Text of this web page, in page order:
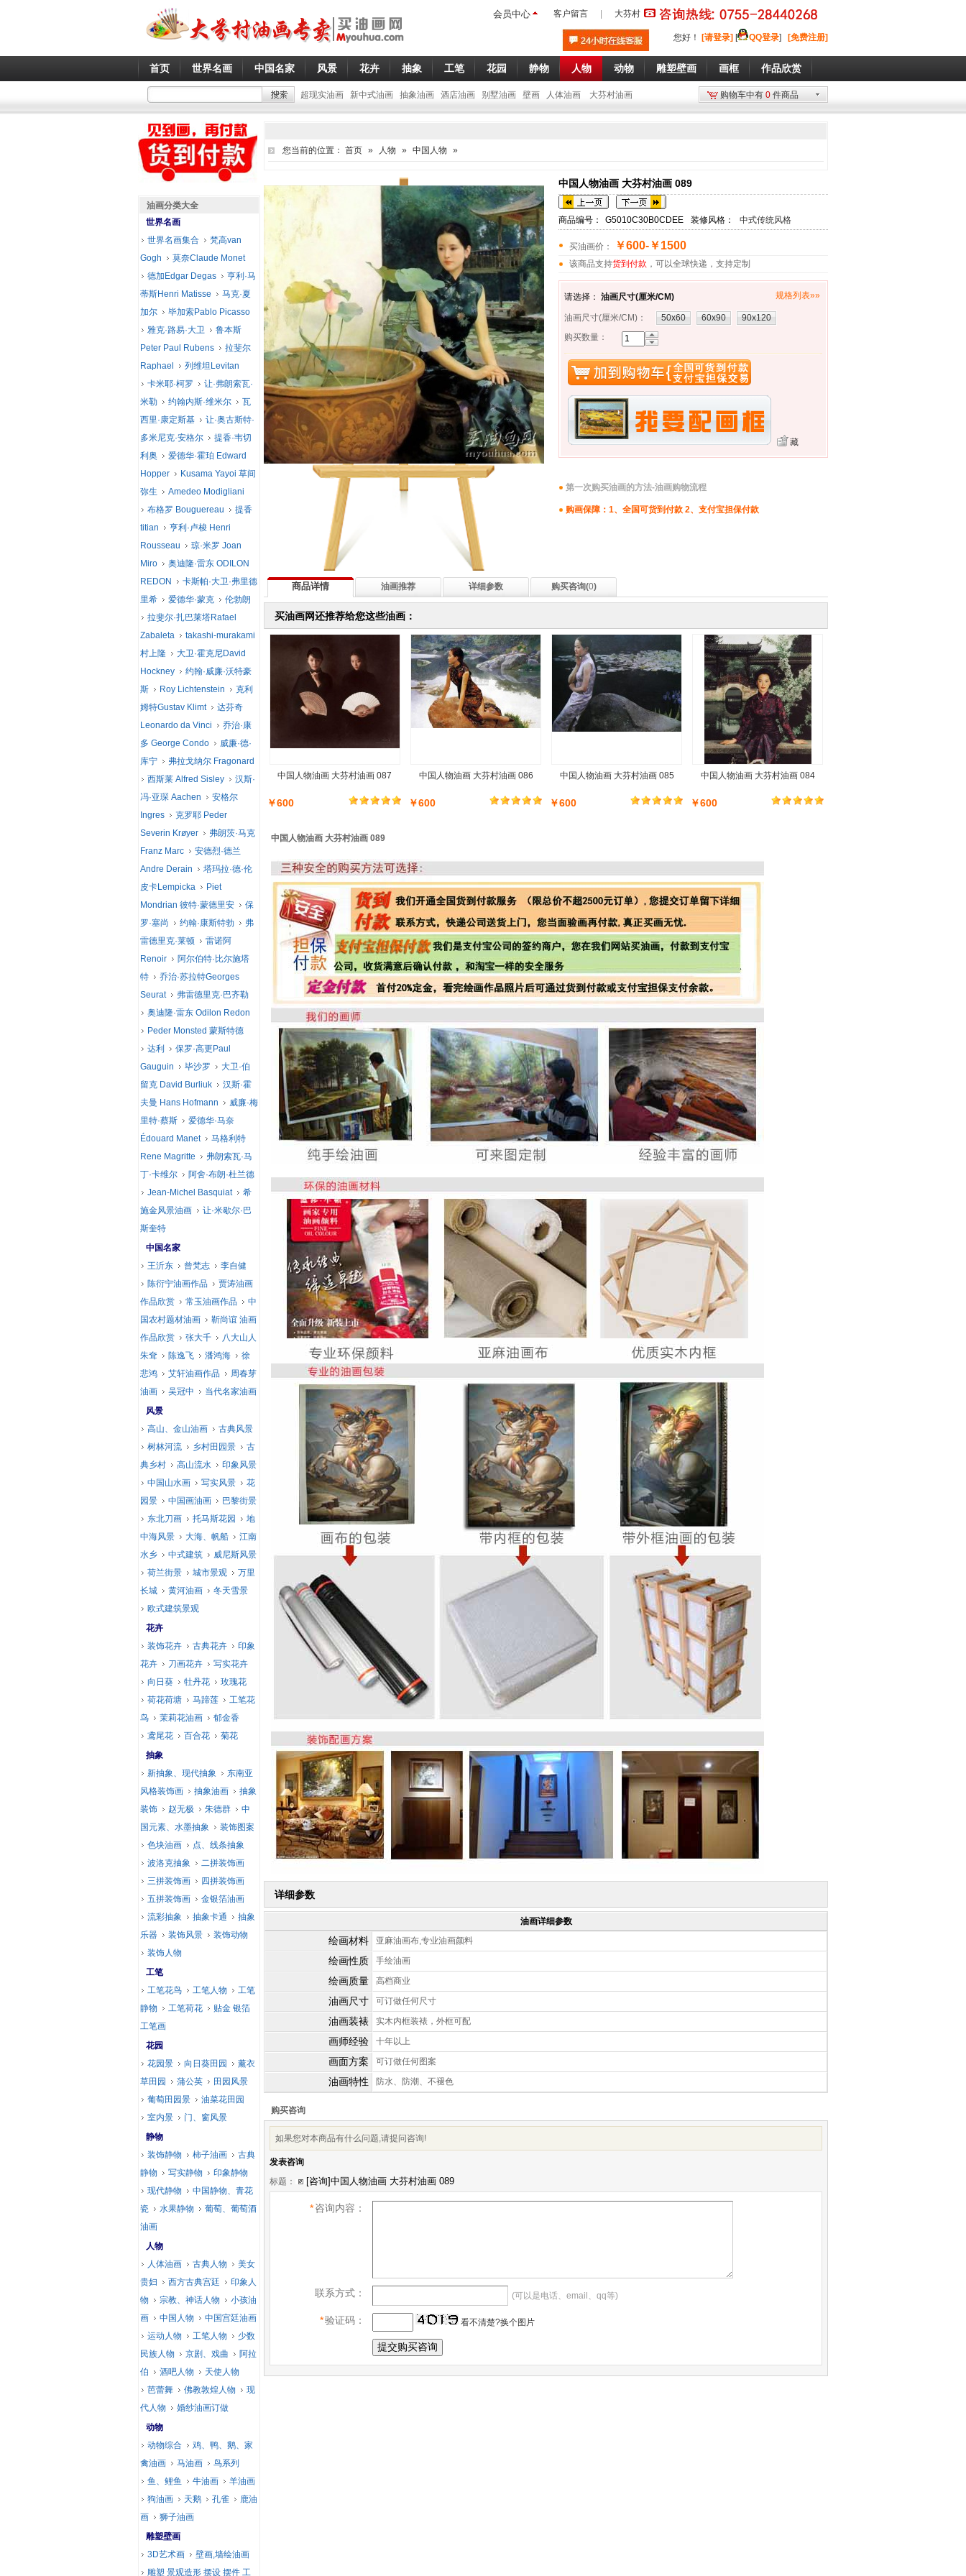
会员中心 客户留言 大芬村
您好 ！ [请登录] [ QQ登录] [免费注册]
首页 世界名画 中国名家 风景 花卉 抽象 工笔 花园 静物 人物 动物 雕塑壁画 画框 作品欣赏
超现实油画 新中式油画 抽象油画 酒店油画 别墅油画 壁画 人体油画 大芬村油画 购物车中有 0 件商品
您当前的位置： 首页 » 人物 » 中国人物 »
中国人物油画 大芬村油画 089
商品编号： G5010C30B0CDEE 装修风格： 中式传统风格
买油画价： ￥600-￥1500
该商品支持货到付款 ，可以全球快递，支持定制
请选择： 油画尺寸(厘米/CM) 规格列表»»
油画尺寸(厘米/CM) ： 50x60 60x90
90x120
购买数量：
藏
第一次购买油画的方法-油画购物流程
购画保障：1、全国可货到付款 2、支付宝担保付款
商品详情 油画推荐 详细参数 购买咨询(0)
买油画网还推荐给您这些油画：
中国人物油画 大芬村油画 087
￥600
中国人物油画 大芬村油画 086
￥600
中国人物油画 大芬村油画 085
￥600
中国人物油画 大芬村油画 084
￥600
中国人物油画 大芬村油画 089
详细参数
油画详细参数
绘画材料 亚麻油画布,专业油画颜料
绘画性质 手绘油画
绘画质量 高档商业
油画尺寸 可订做任何尺寸
油画装裱 实木内框装裱，外框可配
画师经验 十年以上
画面方案 可订做任何图案
油画特性 防水、防潮、不褪色
购买咨询
如果您对本商品有什么问题,请提问咨询!
发表咨询
标题：
*咨询内容：
联系方式： (可以是电话、email、qq等)
*验证码： 看不清楚?换个图片
油画分类大全
世界名画
世界名画集合
梵高van
Gogh
莫奈Claude Monet
德加Edgar Degas
亨利·马
蒂斯Henri Matisse
马克·夏
加尔
毕加索Pablo Picasso
雅克·路易·大卫
鲁本斯
Peter Paul Rubens
拉斐尔
Raphael
列维坦Levitan
卡米耶·柯罗
让·弗朗索瓦·
米勒
约翰内斯·维米尔
瓦
西里·康定斯基
让·奥古斯特·
多米尼克·安格尔
提香·韦切
利奥
爱德华·霍珀 Edward
Hopper
Kusama Yayoi 草间
弥生
Amedeo Modigliani
布格罗 Bouguereau
提香
titian
亨利·卢梭 Henri
Rousseau
琼·米罗 Joan
Miro
奥迪隆·雷东 ODILON
REDON
卡斯帕·大卫·弗里德
里希
爱德华·蒙克
伦勃朗
拉斐尔·扎巴莱塔Rafael
Zabaleta
takashi-murakami
村上隆
大卫·霍克尼David
Hockney
约翰·威廉·沃特豪
斯
Roy Lichtenstein
克利
姆特Gustav Klimt
达芬奇
Leonardo da Vinci
乔治·康
多 George Condo
威廉·德·
库宁
弗拉戈纳尔 Fragonard
西斯莱 Alfred Sisley
汉斯·
冯·亚琛 Aachen
安格尔
Ingres
克罗耶 Peder
Severin Krøyer
弗朗茨·马克
Franz Marc
安德烈·德兰
Andre Derain
塔玛拉·德·伦
皮卡Lempicka
Piet
Mondrian 彼特·蒙德里安
保
罗·塞尚
约翰·康斯特勃
弗
雷德里克·莱顿
雷诺阿
Renoir
阿尔伯特·比尔施塔
特
乔治·苏拉特Georges
Seurat
弗雷德里克·巴齐勒
奥迪隆·雷东 Odilon Redon
Peder Monsted 蒙斯特德
达利
保罗·高更Paul
Gauguin
毕沙罗
大卫·伯
留克 David Burliuk
汉斯·霍
夫曼 Hans Hofmann
威廉·梅
里特·蔡斯
爱德华·马奈
Édouard Manet
马格利特
Rene Magritte
弗朗索瓦·马
丁·卡维尔
阿舍·布朗·杜兰德
Jean-Michel Basquiat
希
施金风景油画
让·米歇尔·巴
斯奎特
中国名家
王沂东
曾梵志
李自健
陈衍宁油画作品
贾涛油画
作品欣赏
常玉油画作品
中
国农村题材油画
靳尚谊 油画
作品欣赏
张大千
八大山人
朱耷
陈逸飞 潘鸿海
徐
悲鸿
艾轩油画作品
周春芽
油画
吴冠中
当代名家油画
风景
高山、金山油画
古典风景
树林河流
乡村田园景
古
典乡村
高山流水
印象风景
中国山水画
写实风景
花
园景
中国画油画
巴黎街景
东北刀画
托马斯花园
地
中海风景
大海、帆船
江南
水乡
中式建筑
威尼斯风景
荷兰街景
城市景观
万里
长城
黄河油画
冬天雪景
欧式建筑景观
花卉
装饰花卉
古典花卉
印象
花卉
刀画花卉
写实花卉
向日葵
牡丹花
玫瑰花
荷花荷塘
马蹄莲
工笔花
鸟
茉莉花油画
郁金香
鸢尾花
百合花
菊花
抽象
新抽象、现代抽象
东南亚
风格装饰画
抽象油画
抽象
装饰
赵无极 朱德群
中
国元素、水墨抽象
装饰图案
色块油画
点、线条抽象
波洛克抽象
二拼装饰画
三拼装饰画
四拼装饰画
五拼装饰画
金银箔油画
流彩抽象
抽象卡通
抽象
乐器
装饰风景
装饰动物
装饰人物
工笔
工笔花鸟
工笔人物
工笔
静物
工笔荷花
贴金 银箔
工笔画
花园
花园景
向日葵田园
薰衣
草田园
蒲公英
田园风景
葡萄田园景
油菜花田园
室内景
门、窗风景
静物
装饰静物
柿子油画
古典
静物
写实静物
印象静物
现代静物
中国静物、青花
瓷
水果静物
葡萄、葡萄酒
油画
人物
人体油画
古典人物
美女
贵妇
西方古典宫廷
印象人
物
宗教、神话人物
小孩油
画
中国人物
中国宫廷油画
运动人物
工笔人物
少数
民族人物
京剧、戏曲
阿拉
伯
酒吧人物
天使人物
芭蕾舞
佛教敦煌人物
现
代人物
婚纱油画订做
动物
动物综合
鸡、鸭、鹅、家
禽油画
马油画
鸟系列
鱼、鲤鱼
牛油画
羊油画
狗油画
天鹅 孔雀
鹿油
画
狮子油画
雕塑壁画
3D艺术画
壁画,墙绘油画
雕塑 景观造形 摆设 摆件 工